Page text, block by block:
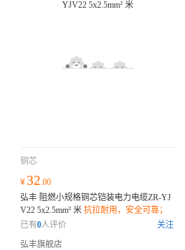
铜芯
¥ 32.00
弘丰 阻燃小规格铜芯铠装电力电缆ZR-YJ
V22 5x2.5mm² 米 抗拉耐用，安全可靠；
环保材质，健康无忧；多种规格，灵活选
已有0人评价
关注
弘丰旗舰店